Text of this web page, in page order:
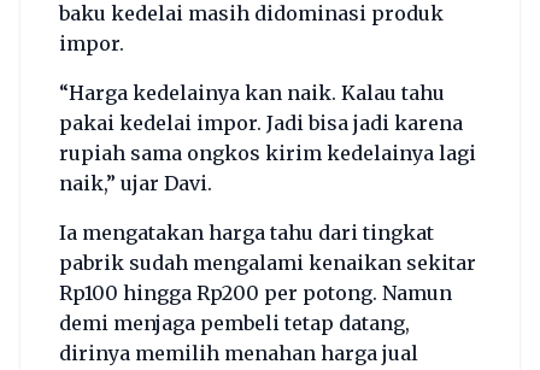
baku kedelai masih didominasi produk
impor.
“Harga kedelainya kan naik. Kalau tahu
pakai kedelai impor. Jadi bisa jadi karena
rupiah sama ongkos kirim kedelainya lagi
naik,” ujar Davi.
Ia mengatakan harga tahu dari tingkat
pabrik sudah mengalami kenaikan sekitar
Rp100 hingga Rp200 per potong. Namun
demi menjaga pembeli tetap datang,
dirinya memilih menahan harga jual